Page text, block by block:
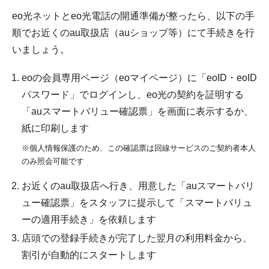
eo光ネットとeo光電話の開通準備が整ったら、以下の手
順でお近くのau取扱店（auショップ等）にて手続きを行
いましょう。
eoの会員専用ページ（eoマイページ）に「eoID・eoID
パスワード」でログインし、eo光の契約を証明する
「auスマートバリュー確認票」を画面に表示するか、
紙に印刷します
※個人情報保護のため、この確認票は回線サービスのご契約者本人
のみ照会可能です
お近くのau取扱店へ行き、用意した「auスマートバリ
ュー確認票」をスタッフに提示して「スマートバリュ
ーの適用手続き」を依頼します
店頭での登録手続きが完了した翌月の利用料金から、
割引が自動的にスタートします